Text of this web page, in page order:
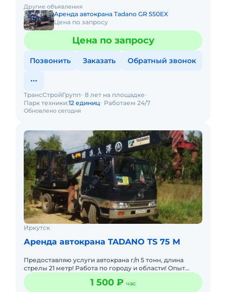
дорогам общего
Другие объявления
Аренда автокрана Tadano GR 550EX
Цена по запросу
Цена по запросу
Позвонить Заказать Обратный звонок
Обновлено сегодня
ТрансСтройГрупп 8 лет на площадке
Парк техники:12 единиц Работаем 24/7
Иркутск
Аренда автокрана TADANO TS 75 M
Предоставляю услуги автокрана г/п 5 тонн, длина
стрелы 21 метр! Работа по городу и области! Опыт
работы! Минимальная оплата 2 часа!
1 500 ₽ час